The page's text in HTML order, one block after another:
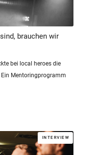
brauchen wir
bei local heroes die
Ein Mentoringprogramm
INTERVIEW